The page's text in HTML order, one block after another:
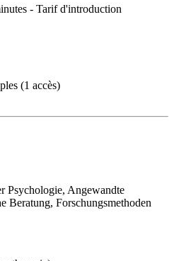
- Tarif d'introduction
(1 accès)
Psychologie, Angewandte
Beratung, Forschungsmethoden